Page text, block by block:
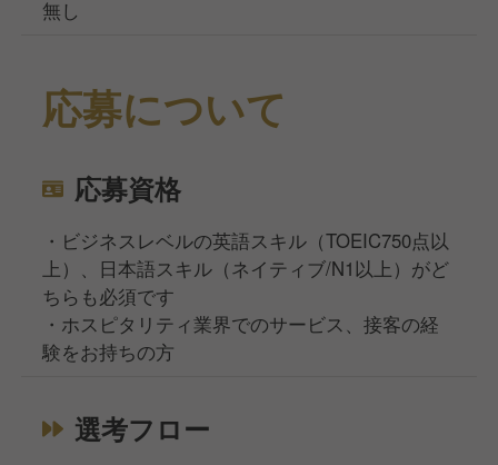
無し
応募について
応募資格
・ビジネスレベルの英語スキル（TOEIC750点以
上）、日本語スキル（ネイティブ/N1以上）がど
ちらも必須です
・ホスピタリティ業界でのサービス、接客の経
験をお持ちの方
選考フロー